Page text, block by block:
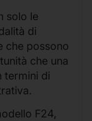
solo le
di
che possono
che una
termini di
F24,